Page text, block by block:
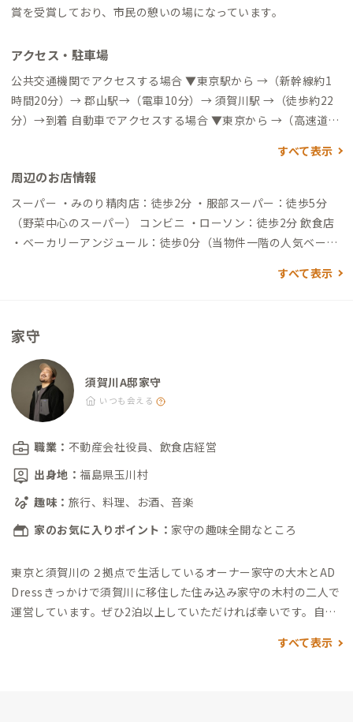
賞を受賞しており、市民の憩いの場になっています。
アクセス・駐車場
公共交通機関でアクセスする場合 ▼東京駅から →（新幹線約1
時間20分）→ 郡山駅→（電車10分）→ 須賀川駅 →（徒歩約22
分）→到着 自動車でアクセスする場合 ▼東京から →（高速道2
すべて表示
周辺のお店情報
スーパー ・みのり精肉店：徒歩2分 ・服部スーパー：徒歩5分
（野菜中心のスーパー） コンビニ ・ローソン：徒歩2分 飲食店
・ベーカリーアンジュール：徒歩0分（当物件一階の人気ベーカ
居酒屋） ・サンドイッチ専門店穂風：徒歩2分（自家製パンのサ
すべて表示
家守
須賀川A邸家守
いつも会える
職業： 不動産会社役員、飲食店経営
出身地： 福島県玉川村
趣味： 旅行、料理、お酒、音楽
家のお気に入りポイント： 家守の趣味全開なところ
東京と須賀川の２拠点で生活しているオーナー家守の大木とAD
Dressきっかけで須賀川に移住した住み込み家守の木村の二人で
運営しています。 ぜひ2泊以上していただければ幸いです。 自己
ブラジルとコロンビアに一年ずつ留学したほど南米が大好
すべて表示